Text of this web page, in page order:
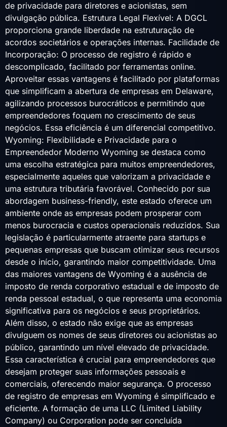
de privacidade para diretores e acionistas, sem
divulgação pública. Estrutura Legal Flexível: A DGCL
proporciona grande liberdade na estruturação de
acordos societários e operações internas. Facilidade de
Incorporação: O processo de registro é rápido e
descomplicado, facilitado por ferramentas online.
Aproveitar essas vantagens é facilitado por plataformas
que simplificam a abertura de empresas em Delaware,
agilizando processos burocráticos e permitindo que
empreendedores foquem no crescimento de seus
negócios. Essa eficiência é um diferencial competitivo.
Wyoming: Flexibilidade e Privacidade para o
Empreendedor Moderno Wyoming se destaca como
uma escolha estratégica para muitos empreendedores,
especialmente aqueles que valorizam a privacidade e
uma estrutura tributária favorável. Conhecido por sua
abordagem business-friendly, este estado oferece um
ambiente onde as empresas podem prosperar com
menos burocracia e custos operacionais reduzidos. Sua
legislação é particularmente atraente para startups e
pequenas empresas que buscam otimizar seus recursos
desde o início, garantindo maior competitividade. Uma
das maiores vantagens de Wyoming é a ausência de
imposto de renda corporativo estadual e de imposto de
renda pessoal estadual, o que representa uma economia
significativa para os negócios e seus proprietários.
Além disso, o estado não exige que as empresas
divulguem os nomes de seus diretores ou acionistas ao
público, garantindo um nível elevado de privacidade.
Essa característica é crucial para empreendedores que
desejam proteger suas informações pessoais e
comerciais, oferecendo maior segurança. O processo
de registro de empresas em Wyoming é simplificado e
eficiente. A formação de uma LLC (Limited Liability
Company) ou Corporation pode ser concluída